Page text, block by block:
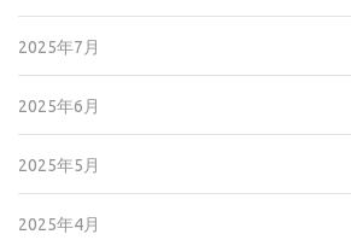
2025年7月
2025年6月
2025年5月
2025年4月